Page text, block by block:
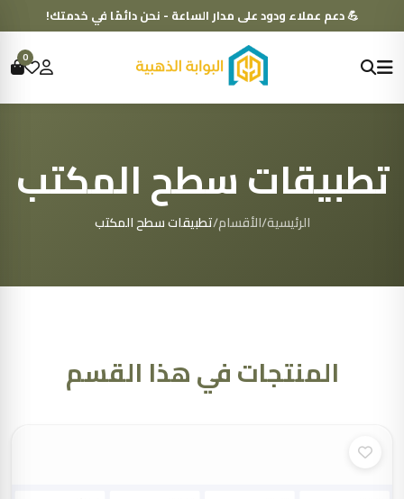
💪 دعم عملاء ودود على مدار الساعة - نحن دائمًا في خدمتك!
0
تطبيقات سطح المكتب
الرئيسية/الأقسام/تطبيقات سطح المكتب
المنتجات في هذا القسم